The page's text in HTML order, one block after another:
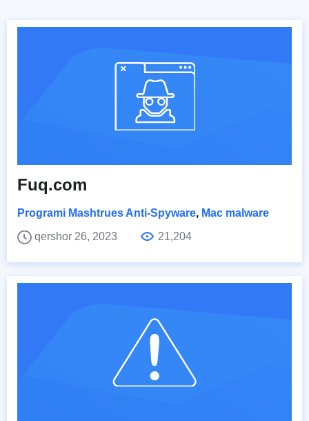
Fuq.com
Programi Mashtrues Anti-Spyware, Mac malware
qershor 26, 2023
21,204